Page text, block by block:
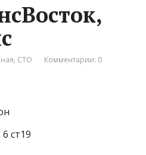
, СТО Комментарии: 0
ст19